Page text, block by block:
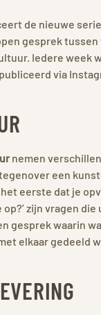
de nieuwe
gesprek
Iedere week
via
nemen
een
eerste dat je
zijn vragen
gesprek waarin
elkaar gedeeld